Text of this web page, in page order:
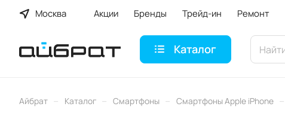
Москва Акции Бренды Трейд-ин Ремонт
Каталог
Айбрат – Каталог – Смартфоны – Смартфоны Apple iPhone –